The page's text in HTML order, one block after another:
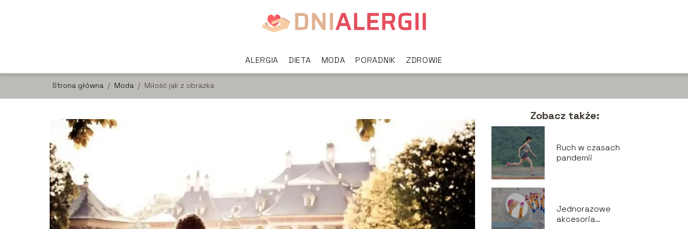
ALERGIA DIETA MODA PORADNIK ZDROWIE
Strona główna / Moda / Miłość jak z obrazka
Zobacz także:
Ruch w czasach
pandemii
Jednorazowe
akcesoria